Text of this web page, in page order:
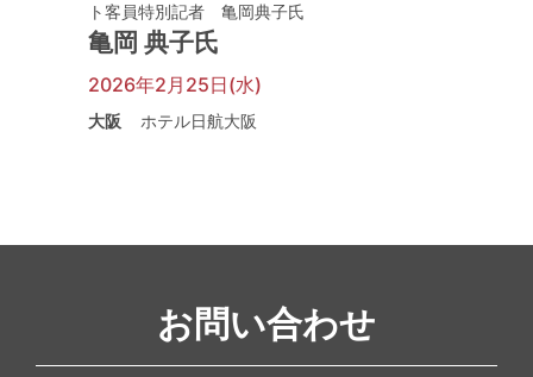
ト客員特別記者 亀岡典子氏
亀岡 典子氏
2026年2月25日(水)
大阪 ホテル日航大阪
お問い合わせ